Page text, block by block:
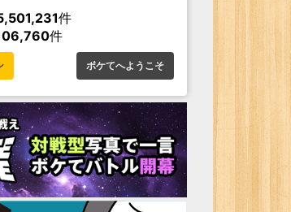
件
件
ボケてへようこそ